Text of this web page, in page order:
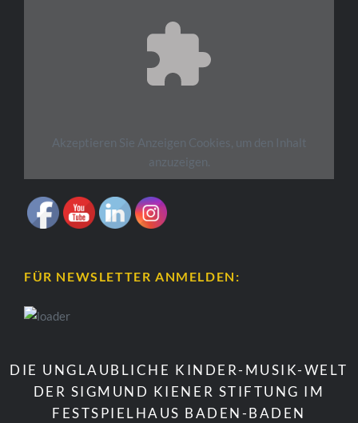
Akzeptieren Sie Anzeigen Cookies, um den Inhalt
anzuzeigen.
FÜR NEWSLETTER ANMELDEN:
DIE UNGLAUBLICHE KINDER-MUSIK-WELT
DER SIGMUND KIENER STIFTUNG IM
FESTSPIELHAUS BADEN-BADEN